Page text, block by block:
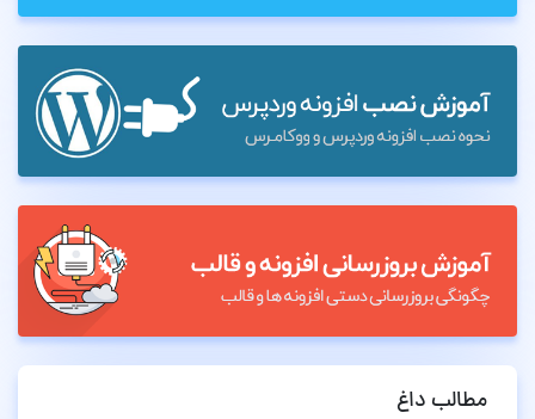
مطالب داغ